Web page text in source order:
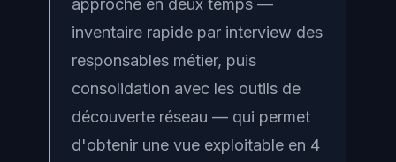
inventaire rapide par interview des
responsables métier, puis
consolidation avec les outils de
découverte réseau — qui permet
d'obtenir une vue exploitable en 4